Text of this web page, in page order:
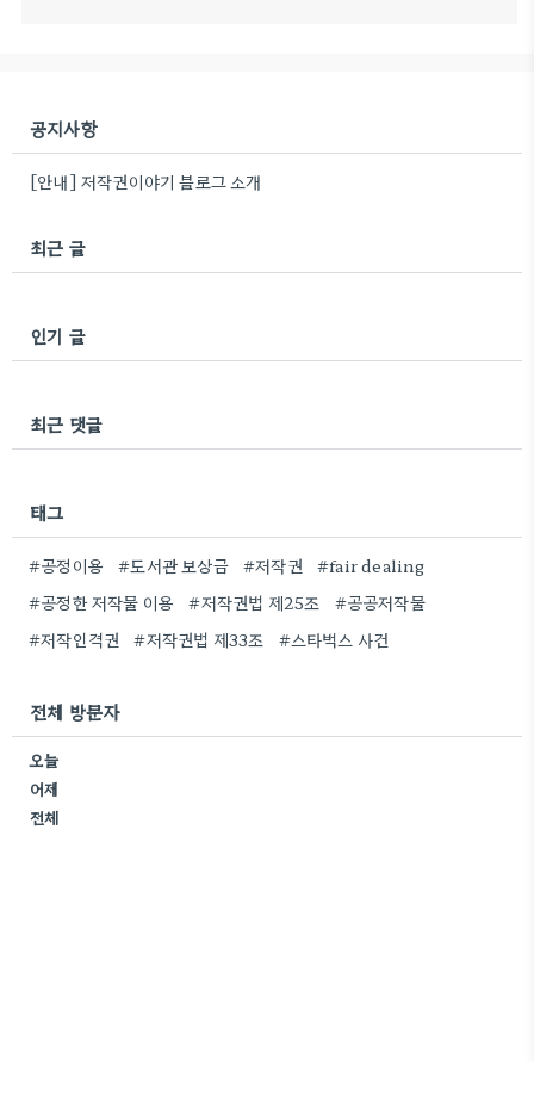
공지사항
[안내] 저작권이야기 블로그 소개
최근 글
인기 글
최근 댓글
태그
#공정이용 #도서관 보상금 #저작권
#fair dealing
#공정한 저작물 이용
#저작권법 제25조
#공공저작물
#저작인격권
#저작권법 제33조 #스타벅스 사건
전체 방문자
오늘
어제
전체